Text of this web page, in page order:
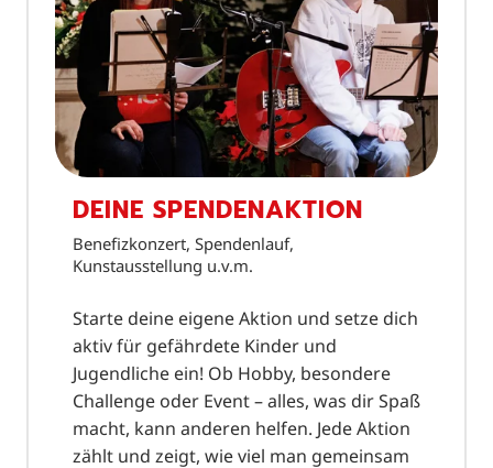
DEINE SPENDENAKTION
Benefizkonzert, Spendenlauf,
Kunstausstellung u.v.m.
Starte deine eigene Aktion und setze dich
aktiv für gefährdete Kinder und
Jugendliche ein! Ob Hobby, besondere
Challenge oder Event – alles, was dir Spaß
macht, kann anderen helfen. Jede Aktion
zählt und zeigt, wie viel man gemeinsam